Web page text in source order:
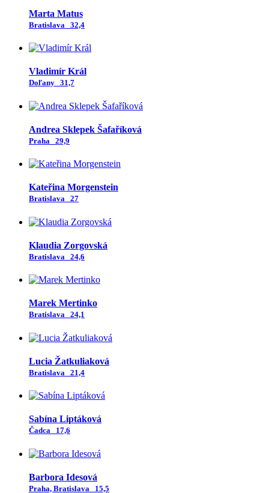
Marta Matus
Bratislava 32,4
Vladimír Král
Doľany 31,7
Andrea Sklepek Šafaříková
Praha 29,9
Kateřina Morgenstein
Bratislava 27
Klaudia Zorgovská
Bratislava 24,6
Marek Mertinko
Bratislava 24,1
Lucia Žatkuliaková
Bratislava 21,4
Sabína Liptáková
Čadca 17,6
Barbora Idesová
Praha, Bratislava 15,5